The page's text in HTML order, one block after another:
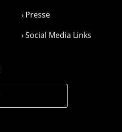
Presse
Social Media Links